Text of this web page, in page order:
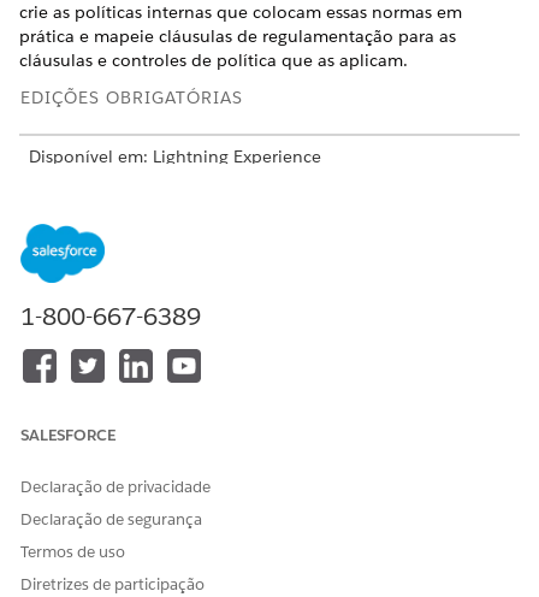
crie as políticas internas que colocam essas normas em
prática e mapeie cláusulas de regulamentação para as
cláusulas e controles de política que as aplicam.
EDIÇÕES OBRIGATÓRIAS
Disponível em: Lightning Experience
Unlimited
Gerenciamento de regulamentação para conformidade
Centralize requisitos regulatórios, como estruturas SOC 2,
NIST ou ISO, em um único repositório. Adicione
autoridades regulatórias, normas e cláusulas e mapeie-as
Estabeleça regras de TI fundamentais gerenciando
centralmente todo o ciclo de vida da política no aplicativo
Conformidade de TI. Traduza normas como SOC 2, HIPAA
ou ISO 27001 para proteções acionáveis e substitua
planilhas desconectadas e emails manuais por um sistema
1-800-667-6389
SALESFORCE
Declaração de privacidade
Declaração de segurança
Termos de uso
Diretrizes de participação